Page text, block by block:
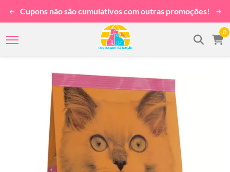
Cupons não são cumulativos com outras promoções!
0